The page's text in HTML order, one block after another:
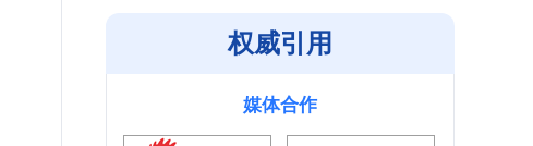
权威引用
媒体合作